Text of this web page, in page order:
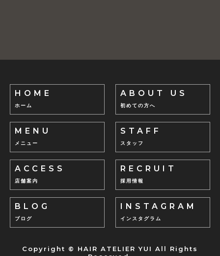
HOME
ホーム
ABOUT US
初めての方へ
MENU
メニュー
STAFF
スタッフ
ACCESS
店舗案内
RECRUIT
採用情報
BLOG
ブログ
INSTAGRAM
インスタグラム
Copyright © HAIR ATELIER YUI All Rights